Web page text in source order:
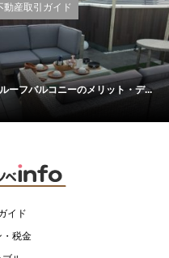
動産取引ガイド
ルーフバルコニーのメリット・デ...
イド
・税金